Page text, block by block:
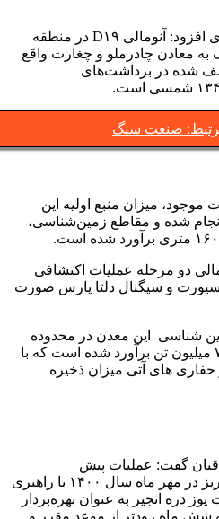
وی افزود: آنومالی D۱۹ در منطقه
معادن چادرملو و چغارت واقع
شده در برداشت‌های
صنعت سنگ
میزان منبع اولیه این
شده و مقاطع زمین‌شناسی،
دو مرحله عملیات اکتشافی
و سیگنال دلتا پارس صورت
شناسی این معدن در محدوده
با عیار حد ۱۵ درصد، ۷۷ میلیون تن برآورد شده است که با
های آتی میزان ذخیره
گفت: عملیات پیش
باطله‌برداری معدن سنگ آهن آریز در مهر ماه سال ۱۴۰۰ با راهبری
انجیر به عنوان بهره‌بردار
شش ماه زودتر از موعد مقرر و